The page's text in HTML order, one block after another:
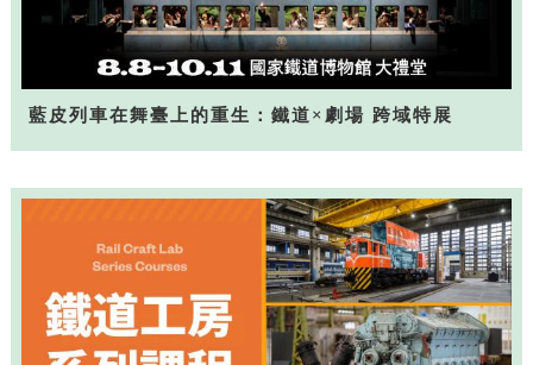
藍皮列車在舞臺上的重生：鐵道×劇場 跨域特展